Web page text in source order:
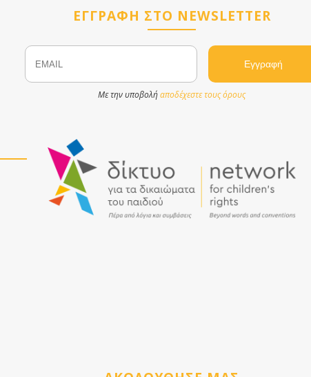
ΕΓΓΡΑΦΗ ΣΤΟ NEWSLETTER
Email Name
Με την υποβολήαποδέχεστε τους όρους